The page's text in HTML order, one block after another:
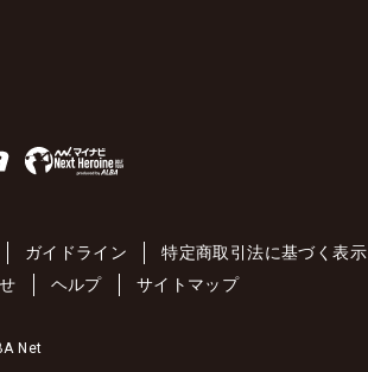
ガイドライン
特定商取引法に基づく表示
ヘルプ サイトマップ
Net